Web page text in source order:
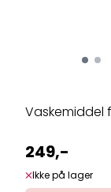
Vaskemiddel
249,-
Ikke på lager